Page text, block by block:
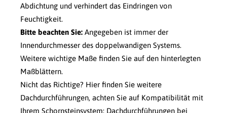
Abdichtung und verhindert das Eindringen von
Feuchtigkeit.
Bitte beachten Sie: Angegeben ist immer der
Innendurchmesser des doppelwandigen Systems.
Weitere wichtige Maße finden Sie auf den hinterlegten
Maßblättern.
Nicht das Richtige? Hier finden Sie weitere
Dachdurchführungen, achten Sie auf Kompatibilität mit
Ihrem Schornsteinsystem: Dachdurchführungen bei